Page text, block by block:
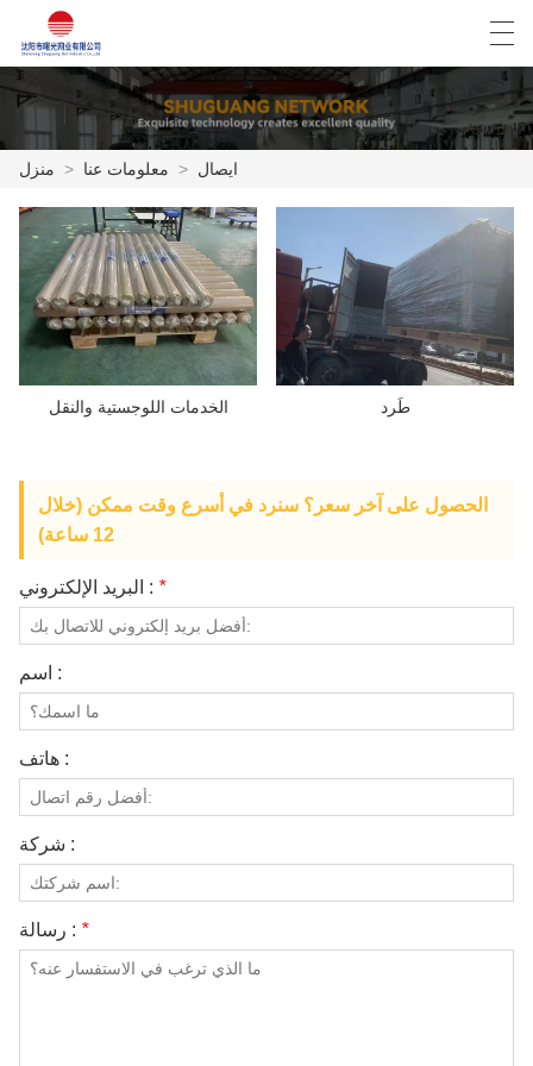
المنتجات
أخبار
حالة
الاتصال بنا
معلومات عنا
العربية Deutsch English Español
منزل > معلومات عنا > ايصال
الخدمات اللوجستية والنقل طَرد
الحصول على آخر سعر؟ سنرد في أسرع وقت ممكن (خلال
12 ساعة)
البريد الإلكتروني : *
اسم :
هاتف :
شركة :
رسالة : *